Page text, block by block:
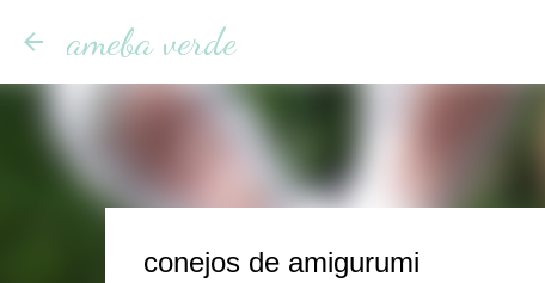
ameba verde
conejos de amigurumi